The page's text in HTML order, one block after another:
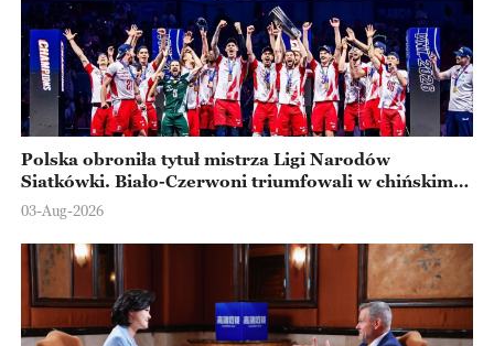
Polska obroniła tytuł mistrza Ligi Narodów
Siatkówki. Biało-Czerwoni triumfowali w chińskim
Ningbo
03-Aug-2026